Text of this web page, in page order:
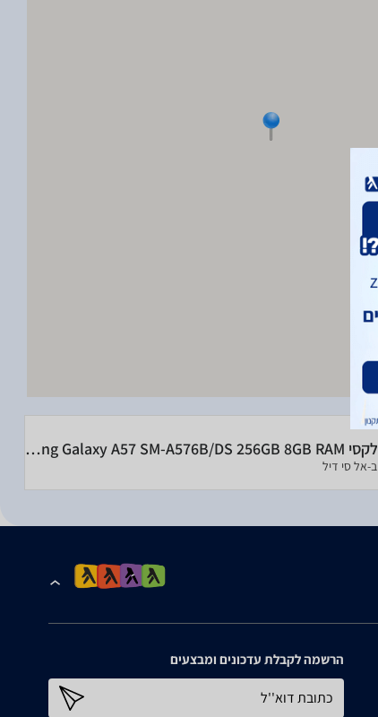
סמסונג גלקסי Samsung Galaxy A57 SM-A576B/DS 256GB 8GB RAM
ב-אל סי דיל
הרשמה לקבלת עדכונים ומבצעים
כתובת דוא''ל